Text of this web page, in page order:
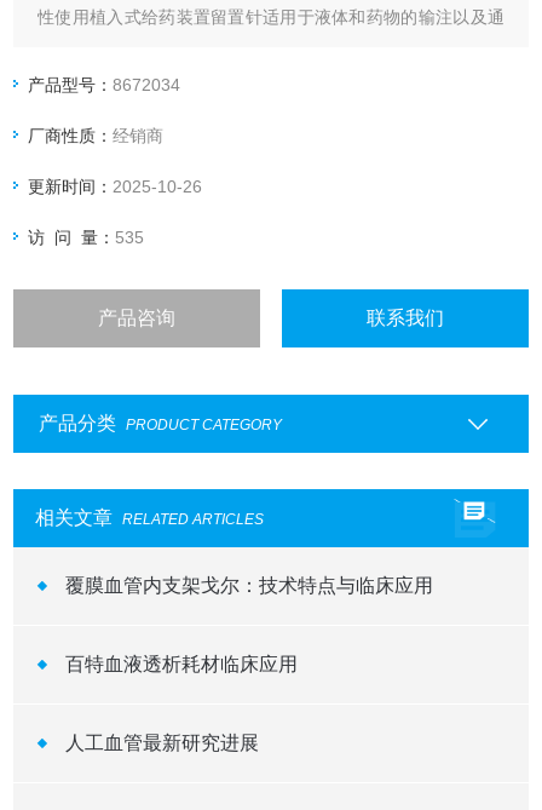
性使用植入式给药装置留置针适用于液体和药物的输注以及通
产品型号：8672034
厂商性质：经销商
更新时间： 2025-10-26
访 问 量： 535
产品咨询 联系我们
产品分类 PRODUCT CATEGORY
相关文章 RELATED ARTICLES
覆膜血管内支架戈尔：技术特点与临床应用
百特血液透析耗材临床应用
人工血管最新研究进展